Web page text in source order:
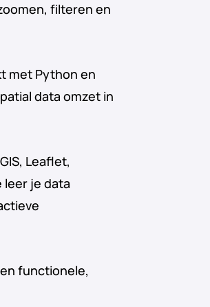
filteren en
met Python en
data omzet in
Leaflet,
leer je data
functionele,